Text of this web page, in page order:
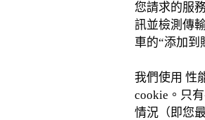
您請求的服
訊並檢測傳
車的“添加到
我們使用 性
cookie。只
情況（即您